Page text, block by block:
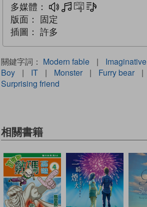
多媒體： 多媒體互動練習
版面：
固定
插圖：
許多
關鍵字詞： Modern fable | Imaginative
Boy
| IT | Monster | Furry bear |
Surprising friend
相關書籍